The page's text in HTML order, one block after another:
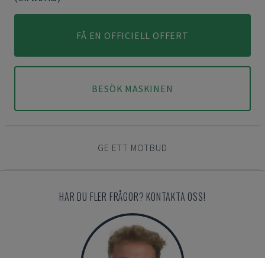
FÅ EN OFFICIELL OFFERT
BESÖK MASKINEN
GE ETT MOTBUD
HAR DU FLER FRÅGOR? KONTAKTA OSS!